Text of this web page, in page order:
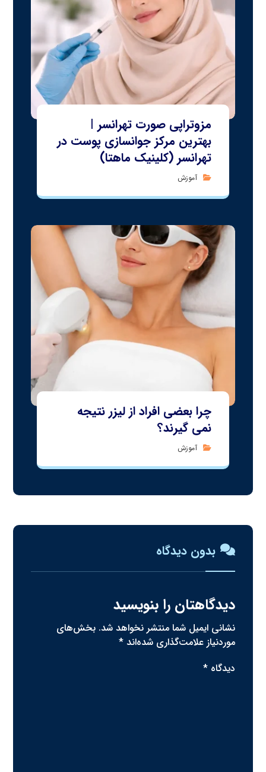
مزوتراپی صورت تهرانسر |
بهترین مرکز جوانسازی پوست در
تهرانسر (کلینیک ماهتا)
آموزش
چرا بعضی افراد از لیزر نتیجه
نمی‌ گیرند؟
آموزش
بدون دیدگاه
دیدگاهتان را بنویسید
نشانی ایمیل شما منتشر نخواهد شد. بخش‌های
موردنیاز علامت‌گذاری شده‌اند*
دیدگاه*